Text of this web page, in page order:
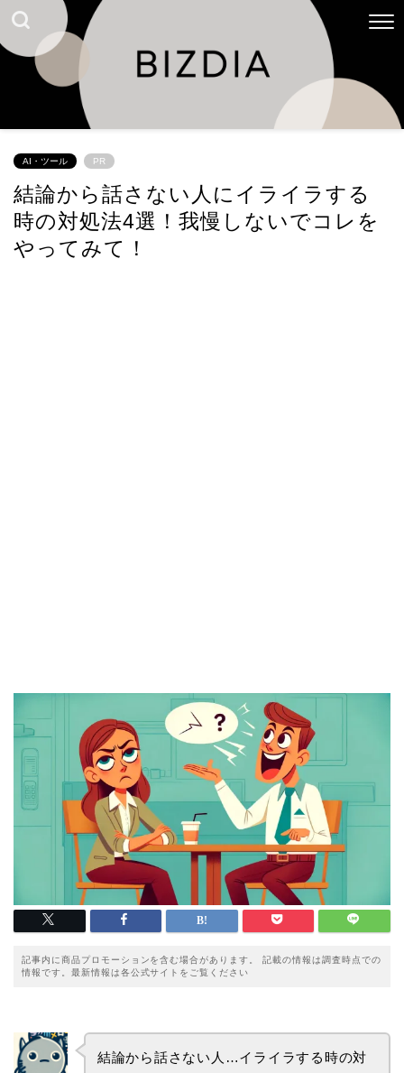
AI・ツール PR
結論から話さない人にイライラする
時の対処法4選！我慢しないでコレを
やってみて！
記事内に商品プロモーションを含む場合があります。 記載の情報は調査時点での
情報です。最新情報は各公式サイトをご覧ください
結論から話さない人…イライラする時の対